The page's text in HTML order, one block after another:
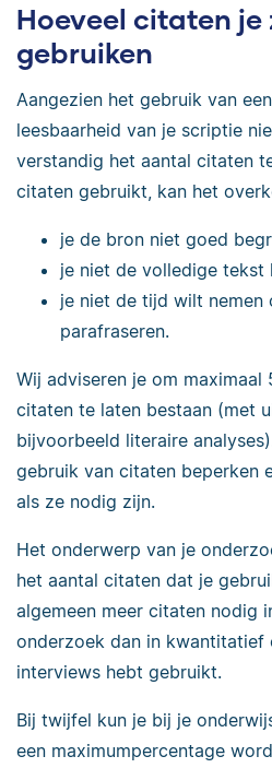
Hoeveel citaten je
gebruiken
Aangezien het gebruik van
leesbaarheid van je scriptie
verstandig het aantal citaten
citaten gebruikt, kan het
je de bron niet goed
je niet de volledige tekst
je niet de tijd wilt nemen
parafraseren.
Wij adviseren je om maximaal
citaten te laten bestaan (met
bijvoorbeeld literaire
gebruik van citaten beperken
als ze nodig zijn.
Het onderwerp van je
het aantal citaten dat je
algemeen meer citaten nodig
onderzoek dan in kwantitatief
interviews hebt gebruikt.
Bij twijfel kun je bij je
een maximumpercentage